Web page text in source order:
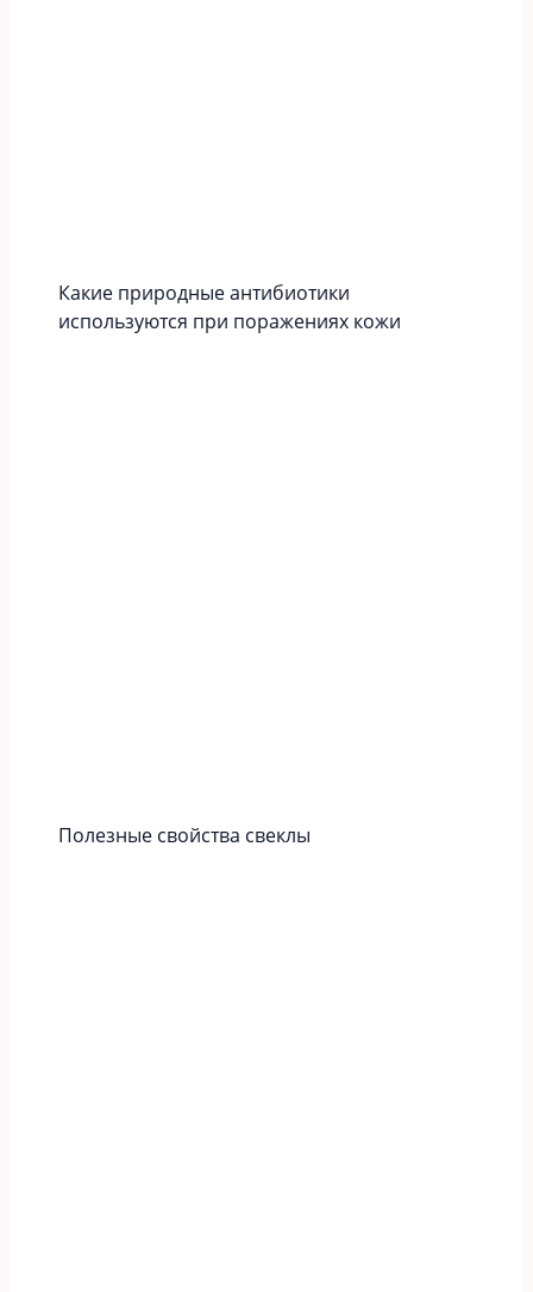
Какие природные антибиотики
используются при поражениях кожи
Полезные свойства свеклы